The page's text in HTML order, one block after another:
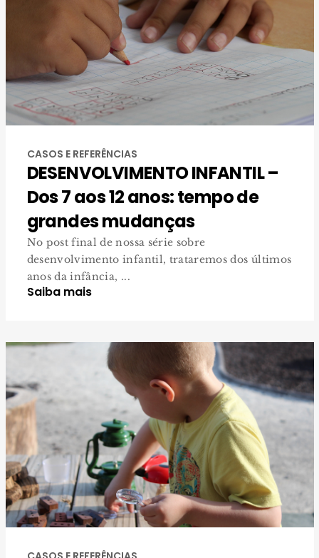
CASOS E REFERÊNCIAS
DESENVOLVIMENTO INFANTIL –
Dos 7 aos 12 anos: tempo de
grandes mudanças
No post final de nossa série sobre
desenvolvimento infantil, trataremos dos últimos
anos da infância, ...
Saiba mais